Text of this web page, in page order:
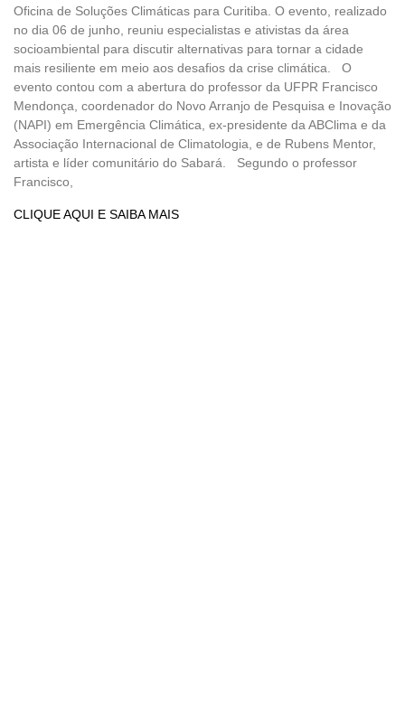
Oficina de Soluções Climáticas para Curitiba. O evento, realizado
no dia 06 de junho, reuniu especialistas e ativistas da área
socioambiental para discutir alternativas para tornar a cidade
mais resiliente em meio aos desafios da crise climática. O
evento contou com a abertura do professor da UFPR Francisco
Mendonça, coordenador do Novo Arranjo de Pesquisa e Inovação
(NAPI) em Emergência Climática, ex-presidente da ABClima e da
Associação Internacional de Climatologia, e de Rubens Mentor,
artista e líder comunitário do Sabará. Segundo o professor
Francisco,
CLIQUE AQUI E SAIBA MAIS